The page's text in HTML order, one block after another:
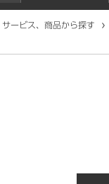
サービス、商品から探す